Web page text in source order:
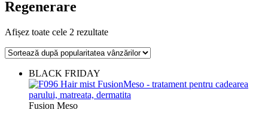
Regenerare
Afișez toate cele 2 rezultateSortat
popularitate
BLACK FRIDAY
Fusion Meso